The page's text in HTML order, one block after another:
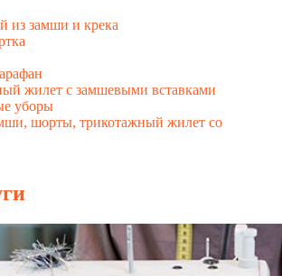
из замши и крека
жилет с замшевыми вставками
уборы
шорты, трикотажный жилет со